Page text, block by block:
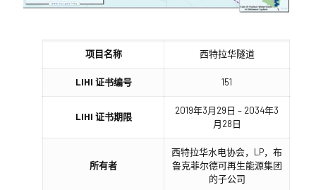
项目名称 西特拉华隧道
LIHI 证书编号 151
LIHI 证书期限
2019年3月29日 – 2034年3
月28日
所有者
西特拉华水电协会，LP，布
鲁克菲尔德可再生能源集团
的子公司